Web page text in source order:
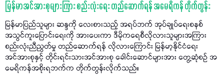
မြန်မာအင်အားစုများကြား စည်းလုံးရေး တည်ဆောက်ရန် အမေရိကန် တိုက်တွန်း
မြန်မာပြည်သူများ ဆန္ဒကို လေးစားသည့် အရပ်ဘက် အုပ်ချုပ်ရေးစနစ်
အသွင်ကူးပြောင်းရေးကို အားပေးကာ ဒီမိုကရေစီလိုလားသူများအကြား
စည်းလုံးညီညွတ်မှု တည်ဆောက်ရန် လိုလားကြောင်း မြန်မာ့နိုင်ငံရေး
အင်အားစုနှင့် တိုင်းရင်းသားအင်အားစု ခေါင်းဆောင်များအား တွေ့ဆုံစဉ် အ
မေရိကန်အစိုးရဘက်က တိုက်တွန်းလိုက်သည်။